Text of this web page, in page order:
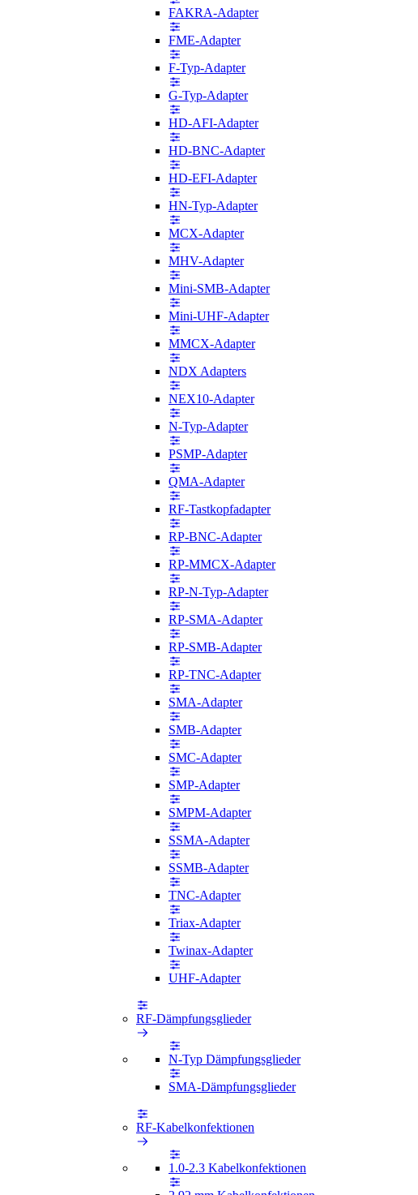
FAKRA-Adapter
FME-Adapter
F-Typ-Adapter
G-Typ-Adapter
HD-AFI-Adapter
HD-BNC-Adapter
HD-EFI-Adapter
HN-Typ-Adapter
MCX-Adapter
MHV-Adapter
Mini-SMB-Adapter
Mini-UHF-Adapter
MMCX-Adapter
NDX Adapters
NEX10-Adapter
N-Typ-Adapter
PSMP-Adapter
QMA-Adapter
RF-Tastkopfadapter
RP-BNC-Adapter
RP-MMCX-Adapter
RP-N-Typ-Adapter
RP-SMA-Adapter
RP-SMB-Adapter
RP-TNC-Adapter
SMA-Adapter
SMB-Adapter
SMC-Adapter
SMP-Adapter
SMPM-Adapter
SSMA-Adapter
SSMB-Adapter
TNC-Adapter
Triax-Adapter
Twinax-Adapter
UHF-Adapter
RF-Dämpfungsglieder
N-Typ Dämpfungsglieder
SMA-Dämpfungsglieder
RF-Kabelkonfektionen
1.0-2.3 Kabelkonfektionen